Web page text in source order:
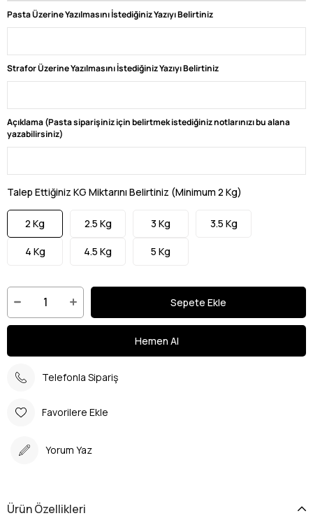
Pasta Üzerine Yazılmasını İstediğiniz Yazıyı Belirtiniz
Strafor Üzerine Yazılmasını İstediğiniz Yazıyı Belirtiniz
Açıklama (Pasta siparişiniz için belirtmek istediğiniz notlarınızı bu alana
yazabilirsiniz)
Talep Ettiğiniz KG Miktarını Belirtiniz (Minimum 2 Kg)
2 Kg 2.5 Kg 3 Kg 3.5 Kg
4 Kg 4.5 Kg 5 Kg
Telefonla Sipariş
Favorilere Ekle
Yorum Yaz
Ürün Özellikleri